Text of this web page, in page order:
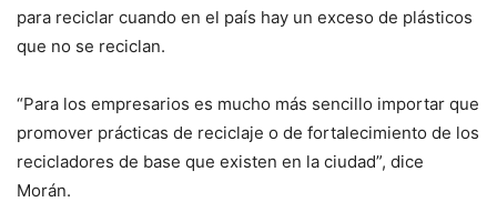
para reciclar cuando en el país hay un exceso de plásticos
que no se reciclan.
“Para los empresarios es mucho más sencillo importar que
promover prácticas de reciclaje o de fortalecimiento de los
recicladores de base que existen en la ciudad”, dice
Morán.